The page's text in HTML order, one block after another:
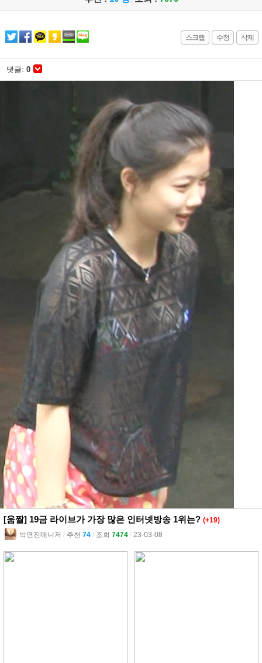
스크랩 수정 삭제
댓글: 0
[움짤] 19금 라이브가 가장 많은 인터넷방송 1위는? (+19)
박연진매니저 l 추천 74 l 조회 7474 l 23-03-08